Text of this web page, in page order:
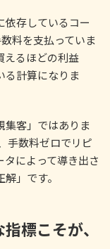
依存しているコー
料を支払っていま
えるほどの利益
る計算になりま
集客」ではありま
手数料ゼロでリピ
によって導き出さ
」です。
標こそが、